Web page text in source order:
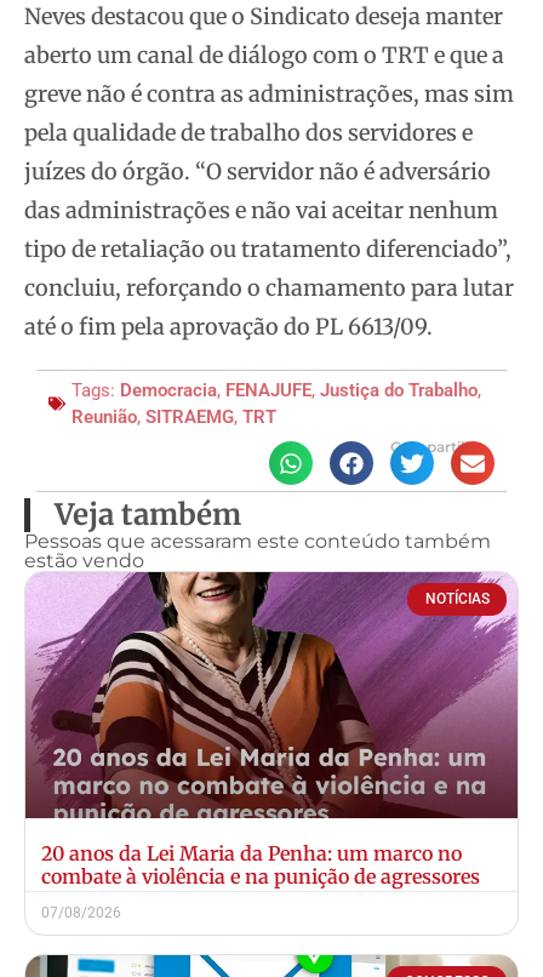
Neves destacou que o Sindicato deseja manter
aberto um canal de diálogo com o TRT e que a
greve não é contra as administrações, mas sim
pela qualidade de trabalho dos servidores e
juízes do órgão. “O servidor não é adversário
das administrações e não vai aceitar nenhum
tipo de retaliação ou tratamento diferenciado”,
concluiu, reforçando o chamamento para lutar
até o fim pela aprovação do PL 6613/09.
Tags: Democracia, FENAJUFE, Justiça do Trabalho,
Reunião, SITRAEMG, TRT
Compartilhe
Veja também
Pessoas que acessaram este conteúdo também
estão vendo
NOTÍCIAS
20 anos da Lei Maria da Penha: um marco no
combate à violência e na punição de agressores
07/08/2026